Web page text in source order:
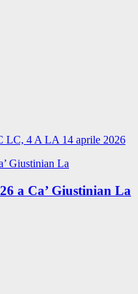
LC, 4 A LA 14 aprile 2026
a Ca’ Giustinian La